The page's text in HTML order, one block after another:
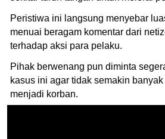
Peristiwa ini langsung menyebar
menuai beragam komentar dari
terhadap aksi para pelaku.
Pihak berwenang pun diminta
kasus ini agar tidak semakin
menjadi korban.